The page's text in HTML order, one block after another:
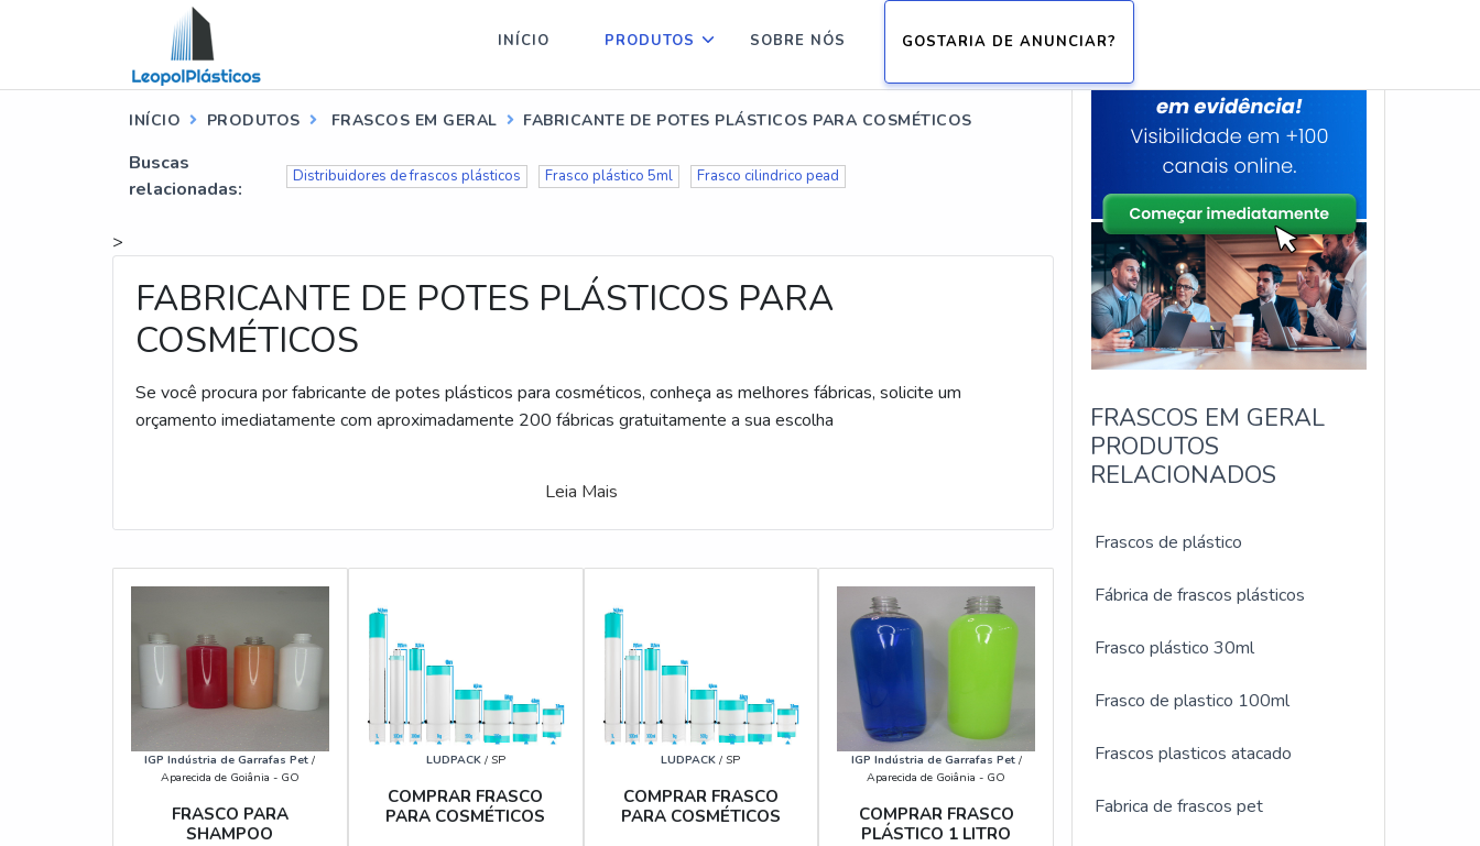
INÍCIO PRODUTOS SOBRE NÓS GOSTARIA DE ANUNCIAR?
INÍCIO PRODUTOS FRASCOS EM GERAL FABRICANTE DE POTES PLÁSTICOS PARA COSMÉTICOS
Buscas
relacionadas:
Distribuidores de frascos plásticos Frasco plástico 5ml Frasco cilindrico pead
>
FABRICANTE DE POTES PLÁSTICOS PARA
COSMÉTICOS
Se você procura por fabricante de potes plásticos para cosméticos, conheça as melhores fábricas, solicite um
orçamento imediatamente com aproximadamente 200 fábricas gratuitamente a sua escolha
Leia Mais
IGP Indústria de Garrafas Pet /
Aparecida de Goiânia - GO
FRASCO PARA
SHAMPOO
LUDPACK/ SP
COMPRAR FRASCO
PARA COSMÉTICOS
LUDPACK / SP
COMPRAR FRASCO
PARA COSMÉTICOS
IGP Indústria de Garrafas Pet/
Aparecida de Goiânia - GO
COMPRAR FRASCO
PLÁSTICO 1 LITRO
FRASCOS EM GERAL
PRODUTOS
RELACIONADOS
Frascos de plástico
Fábrica de frascos plásticos
Frasco plástico 30ml
Frasco de plastico 100ml
Frascos plasticos atacado
Fabrica de frascos pet